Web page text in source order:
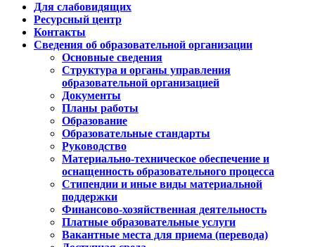
Для слабовидящих
Ресурсный центр
Контакты
Сведения об образовательной организации
Основные сведения
Структура и органы управления
образовательной организацией
Документы
Планы работы
Образование
Образовательные стандарты
Руководство
Материально-техническое обеспечение и
оснащенность образовательного процесса
Стипендии и иные виды материальной
поддержки
Финансово-хозяйственная деятельность
Платные образовательные услуги
Вакантные места для приема (перевода)